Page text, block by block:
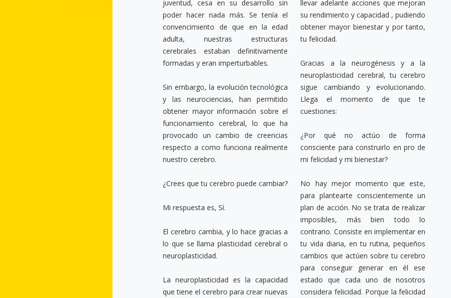
juventud, cesa en su desarrollo sin
poder hacer nada más. Se tenía el
convencimiento de que en la edad
adulta, nuestras estructuras
cerebrales estaban definitivamente
formadas y eran imperturbables.
Sin embargo, la evolución tecnológica
y las neurociencias, han permitido
obtener mayor información sobre el
funcionamiento cerebral, lo que ha
provocado un cambio de creencias
respecto a como funciona realmente
nuestro cerebro.
¿Crees que tu cerebro puede cambiar?
Mi respuesta es, Sí.
El cerebro cambia, y lo hace gracias a
lo que se llama plasticidad cerebral o
neuroplasticidad.
La neuroplasticidad es la capacidad
que tiene el cerebro para crear nuevas
llevar adelante acciones que mejoran
su rendimiento y capacidad , pudiendo
obtener mayor bienestar y por tanto,
tu felicidad.
Gracias a la neurogénesis y a la
neuroplasticidad cerebral, tu cerebro
sigue cambiando y evolucionando.
Llega el momento de que te
cuestiones:
¿Por qué no actúo de forma
consciente para construirlo en pro de
mi felicidad y mi bienestar?
No hay mejor momento que este,
para plantearte conscientemente un
plan de acción. No se trata de realizar
imposibles, más bien todo lo
contrario. Consiste en implementar en
tu vida diaria, en tu rutina, pequeños
cambios que actúen sobre tu cerebro
para conseguir generar en él ese
estado que cada uno de nosotros
considera felicidad. Porque la felicidad